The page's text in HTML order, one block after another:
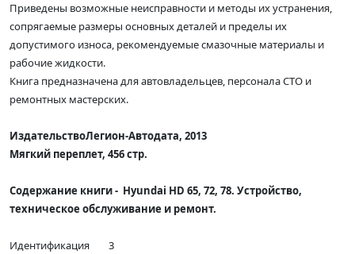
Приведены возможные неисправности и методы их устранения,
сопрягаемые размеры основных деталей и пределы их
допустимого износа, рекомендуемые смазочные материалы и
рабочие жидкости.
Книга предназначена для автовладельцев, персонала СТО и
ремонтных мастерских.
ИздательствоЛегион-Aвтодата, 2013
Мягкий переплет, 456 стр.
Содержание книги - Hyundai HD 65, 72, 78. Устройство,
техническое обслуживание и ремонт.
Идентификация 3